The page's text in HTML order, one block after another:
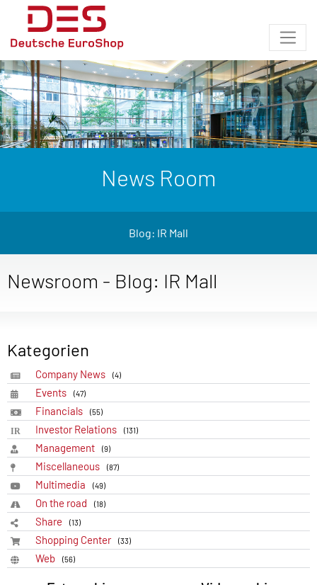
News Room
Blog: IR Mall
Newsroom - Blog: IR Mall
Kategorien
Company News (4)
Events (47)
Financials (55)
Investor Relations (131)
Management (9)
Miscellaneous (87)
Multimedia (49)
On the road (18)
Share (13)
Shopping Center (33)
Web (56)